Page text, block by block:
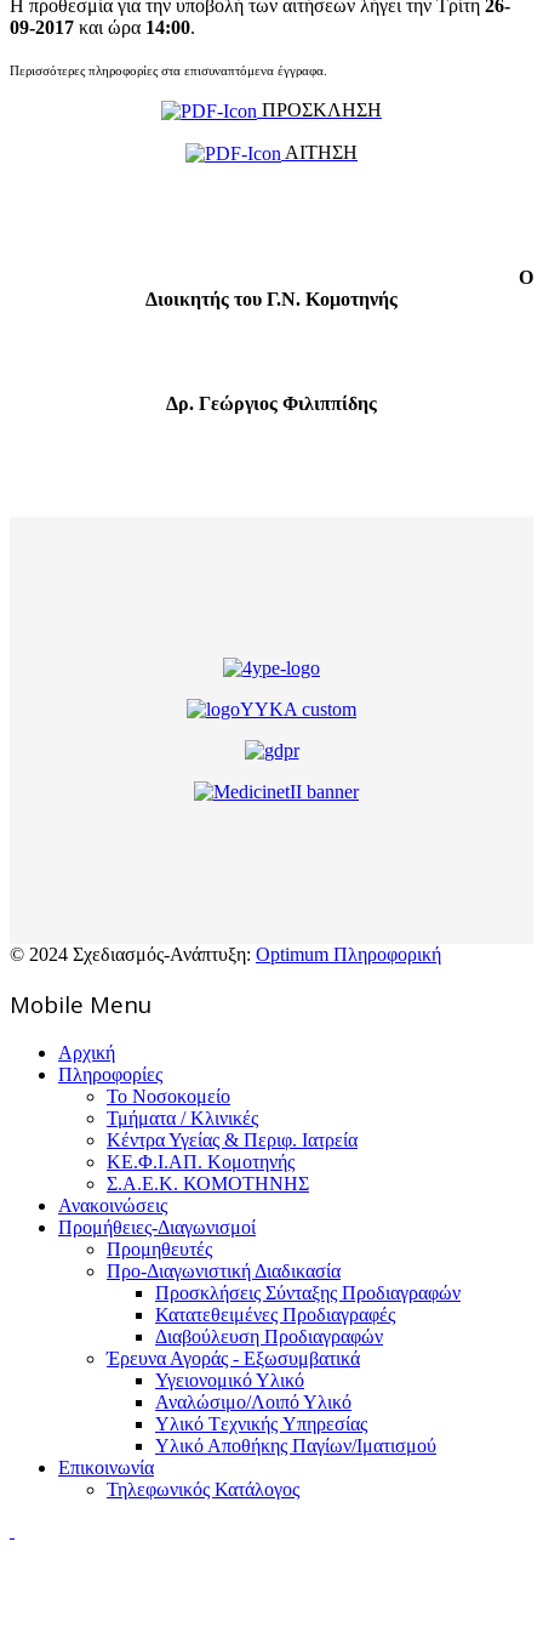
Η προθεσμία για την υποβολή των αιτήσεων λήγει την Τρίτη 26-
09-2017 και ώρα 14:00.
Περισσότερες πληροφορίες στα επισυναπτόμενα έγγραφα.
ΠΡΟΣΚΛΗΣΗ
ΑΙΤΗΣΗ
Ο
Διοικητής του Γ.Ν. Κομοτηνής
Δρ. Γεώργιος Φιλιππίδης
© 2024 Σχεδιασμός-Ανάπτυξη: Optimum Πληροφορική
Mοbile Menu
Αρχική
Πληροφορίες
Το Νοσοκομείο
Τμήματα / Κλινικές
Κέντρα Υγείας & Περιφ. Ιατρεία
ΚΕ.Φ.Ι.ΑΠ. Κομοτηνής
Σ.Α.Ε.Κ. ΚΟΜΟΤΗΝΗΣ
Ανακοινώσεις
Προμήθειες-Διαγωνισμοί
Προμηθευτές
Προ-Διαγωνιστική Διαδικασία
Προσκλήσεις Σύνταξης Προδιαγραφών
Κατατεθειμένες Προδιαγραφές
Διαβούλευση Προδιαγραφών
Έρευνα Αγοράς - Εξωσυμβατικά
Υγειονομικό Υλικό
Αναλώσιμο/Λοιπό Υλικό
Υλικό Tεχνικής Yπηρεσίας
Υλικό Αποθήκης Παγίων/Ιματισμού
Επικοινωνία
Τηλεφωνικός Κατάλογος